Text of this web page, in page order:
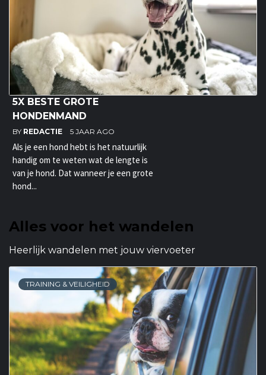
5X BESTE GROTE
HONDENMAND
BY REDACTIE 5 JAAR AGO
Als je een hond hebt is het natuurlijk
handig om te weten wat de lengte is
van je hond. Dat wanneer je een grote
hond...
Alles voor het wandelen
Heerlijk wandelen met jouw viervoeter
TRAINING & VEILIGHEID